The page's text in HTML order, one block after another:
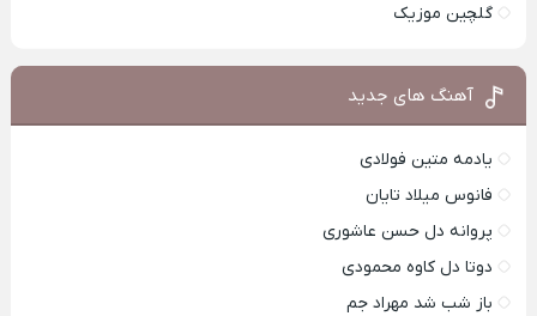
گلچین موزیک
آهنگ های جدید
یادمه متین فولادی
فانوس میلاد تایان
پروانه دل حسن عاشوری
دوتا دل کاوه محمودی
باز شب شد مهراد جم